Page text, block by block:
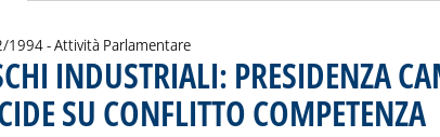
1994- Attività Parlamentare
INDUSTRIALI: PRESIDENZA
SU CONFLITTO COMPETENZA